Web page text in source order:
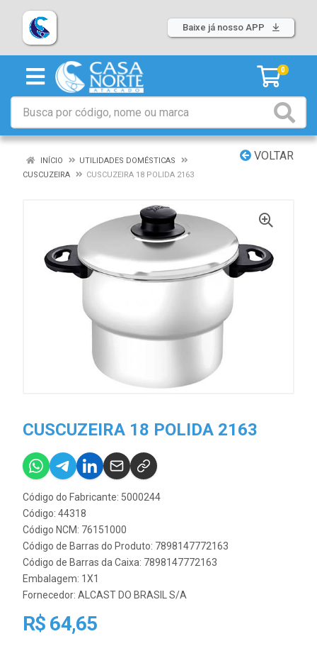
Baixe já nosso APP
0
VOLTAR
INÍCIO
UTILIDADES DOMÉSTICAS
CUSCUZEIRA
CUSCUZEIRA 18 POLIDA 2163
CUSCUZEIRA 18 POLIDA 2163
Código do Fabricante: 5000244
Código: 44318
Código NCM: 76151000
Código de Barras do Produto: 7898147772163
Código de Barras da Caixa: 7898147772163
Embalagem: 1X1
Fornecedor: ALCAST DO BRASIL S/A
R$ 64,65